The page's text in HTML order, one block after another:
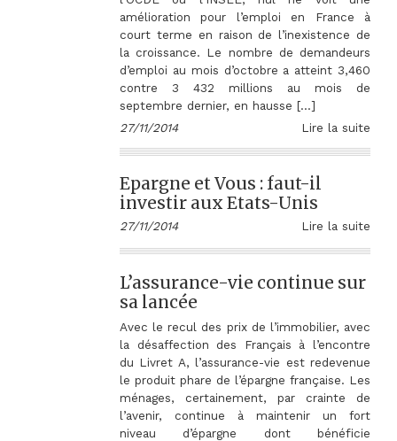
amélioration pour l’emploi en France à
court terme en raison de l’inexistence de
la croissance. Le nombre de demandeurs
d’emploi au mois d’octobre a atteint 3,460
contre 3 432 millions au mois de
septembre dernier, en hausse […]
27/11/2014
Lire la suite
Epargne et Vous : faut-il
investir aux Etats-Unis
27/11/2014 Lire la suite
L’assurance-vie continue sur
sa lancée
Avec le recul des prix de l’immobilier, avec
la désaffection des Français à l’encontre
du Livret A, l’assurance-vie est redevenue
le produit phare de l’épargne française. Les
ménages, certainement, par crainte de
l’avenir, continue à maintenir un fort
niveau d’épargne dont bénéficie